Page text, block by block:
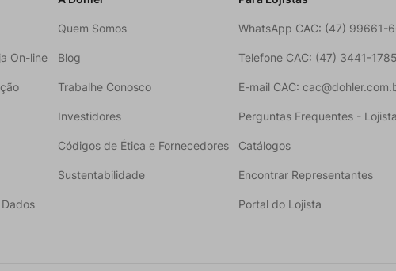
On-line
Quem Somos
Blog
Trabalhe Conosco
Investidores
Códigos de Ética e Fornecedores
Sustentabilidade
WhatsApp CAC: (47) 99661-
Telefone CAC: (47) 3441-
E-mail CAC:
Perguntas Frequentes -
Catálogos
Encontrar Representantes
Portal do Lojista